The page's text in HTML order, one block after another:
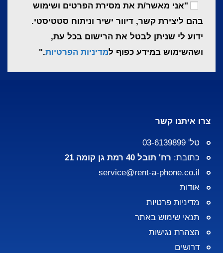
"אני מאשר/ת את מסירת הפרטים ושימוש
בהם ליצירת קשר, דיוור ישיר וניתוח סטטיסטי.
ידוע לי שניתן לבטל את הרישום בכל עת,
ושהשימוש במידע כפוף למדיניות הפרטיות."
צרו איתנו קשר
טל' 03-6139899
כתובת: רח' תובל 40 רמת גן קומה 21
service@rent-a-phone.co.il
אודות
מדיניות פרטיות
תנאי שימוש באתר
הצהרת נגישות
דרושים